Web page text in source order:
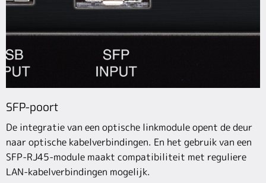
SFP-poort
De integratie van een optische linkmodule opent de deur
naar optische kabelverbindingen. En het gebruik van een
SFP-RJ45-module maakt compatibiliteit met reguliere
LAN-kabelverbindingen mogelijk.